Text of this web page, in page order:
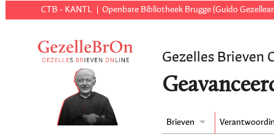
CTB - KANTL Openbare Bibliotheek Brugge (Guido
Gezelles Brieven
Brieven